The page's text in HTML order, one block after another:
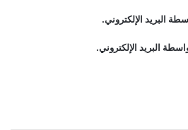
البريد الإلكتروني.
البريد الإلكتروني.